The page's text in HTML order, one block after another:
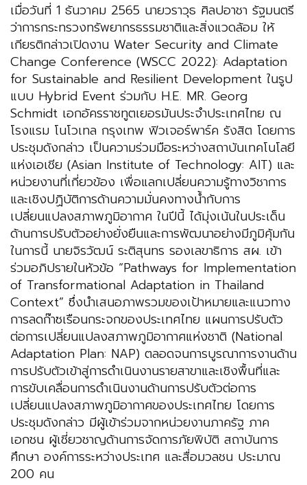
เมื่อวันที่ 1 ธันวาคม 2565 นายวราวุธ ศิลปอาชา รัฐมนตรี
ว่าการกระทรวงทรัพยากรธรรมชาติและสิ่งแวดล้อม ให้
เกียรติกล่าวเปิดงาน Water Security and Climate
Change Conference (WSCC 2022): Adaptation
for Sustainable and Resilient Development ในรูป
แบบ Hybrid Event ร่วมกับ H.E. MR. Georg
Schmidt เอกอัครราชทูตเยอรมันประจำประเทศไทย ณ
โรงแรม โนโวเทล กรุงเทพ ฟิวเจอร์พาร์ค รังสิต โดยการ
ประชุมดังกล่าว เป็นความร่วมมือระหว่างสถาบันเทคโนโลยี
แห่งเอเชีย (Asian Institute of Technology: AIT) และ
หน่วยงานที่เกี่ยวข้อง เพื่อแลกเปลี่ยนความรู้ทางวิชาการ
และเชิงปฏิบัติการด้านความมั่นคงทางน้ำกับการ
เปลี่ยนแปลงสภาพภูมิอากาศ ในปีนี้ ได้มุ่งเน้นในประเด็น
ด้านการปรับตัวอย่างยั่งยืนและการพัฒนาอย่างมีภูมิคุ้มกัน
ในการนี้ นายจิรวัฒน์ ระติสุนทร รองเลขาธิการ สผ. เข้า
ร่วมอภิปรายในหัวข้อ “Pathways for Implementation
of Transformational Adaptation in Thailand
Context” ซึ่งนำเสนอภาพรวมของเป้าหมายและแนวทาง
การลดก๊าซเรือนกระจกของประเทศไทย แผนการปรับตัว
ต่อการเปลี่ยนแปลงสภาพภูมิอากาศแห่งชาติ (National
Adaptation Plan: NAP) ตลอดจนการบูรณาการงานด้าน
การปรับตัวเข้าสู่การดำเนินงานรายสาขาและเชิงพื้นที่และ
การขับเคลื่อนการดำเนินงานด้านการปรับตัวต่อการ
เปลี่ยนแปลงสภาพภูมิอากาศของประเทศไทย โดยการ
ประชุมดังกล่าว มีผู้เข้าร่วมจากหน่วยงานภาครัฐ ภาค
เอกชน ผู้เชี่ยวชาญด้านการจัดการภัยพิบัติ สถาบันการ
ศึกษา องค์การระหว่างประเทศ และสื่อมวลชน ประมาณ
200 คน